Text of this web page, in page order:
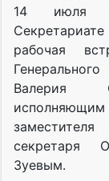
14 июля
рабочая
Валерия
секретаря
Зуевым.